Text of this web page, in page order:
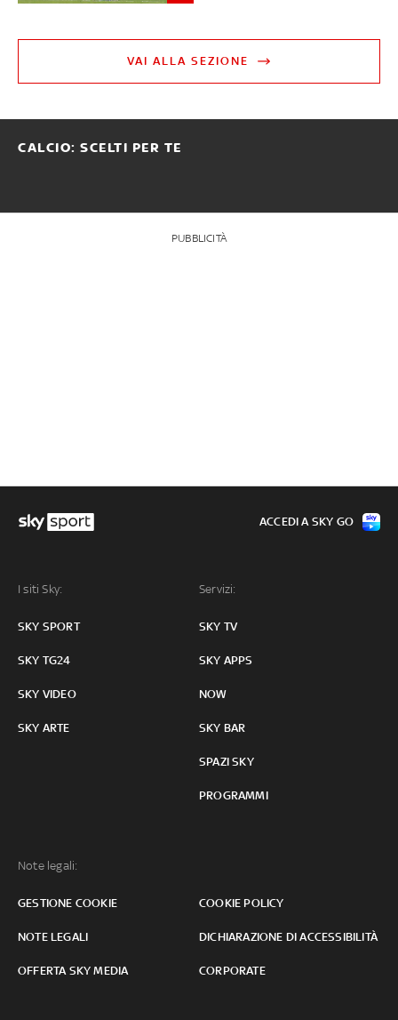
VAI ALLA SEZIONE
CALCIO: SCELTI PER TE
PUBBLICITÀ
I siti Sky:
SKY SPORT
SKY TG24
SKY VIDEO
SKY ARTE
Servizi:
SKY TV
SKY APPS
NOW
SKY BAR
SPAZI SKY
PROGRAMMI
Note legali:
GESTIONE COOKIE COOKIE POLICY
NOTE LEGALI DICHIARAZIONE DI ACCESSIBILITÀ
OFFERTA SKY MEDIA CORPORATE
ACCEDI A SKY GO